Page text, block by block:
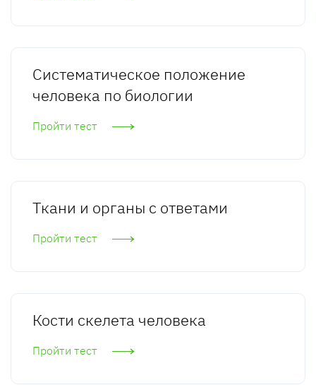
Систематическое положение
человека по биологии
Пройти тест
Ткани и органы с ответами
Пройти тест
Кости скелета человека
Пройти тест